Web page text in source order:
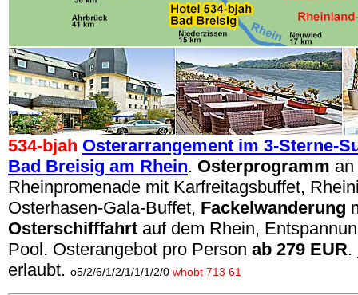
534-bjah Osterarrangement im 3-Sterne-
Bad Breisig am Rhein. Osterprogramm
Rheinpromenade mit Karfreitagsbuffet,
Osterhasen-Gala-Buffet, Fackelwanderung
Osterschifffahrt auf dem Rhein,
Pool. Osterangebot pro Person ab 279 EUR.
erlaubt. o5/2/6/1/2/1/1/1/2/0 whobt 713 61